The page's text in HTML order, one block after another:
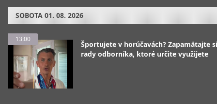
SOBOTA 01. 08. 2026
13:00
Športujete v horúčavách? Zapamätajte
rady odborníka, ktoré určite využijete